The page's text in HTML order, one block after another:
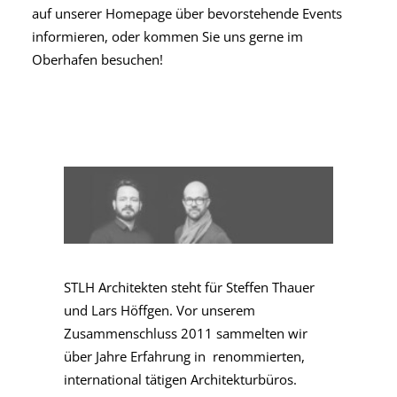
auf unserer Homepage über bevorstehende Events
informieren, oder kommen Sie uns gerne im
Oberhafen besuchen!
STLH Architekten steht für Steffen Thauer
und Lars Höffgen. Vor unserem
Zusammenschluss 2011 sammelten wir
über Jahre Erfahrung in renommierten,
international tätigen Architekturbüros.